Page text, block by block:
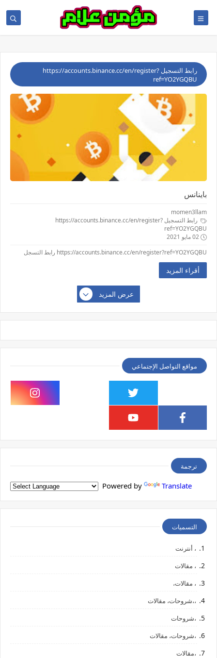
رابط ‏التسجيل ‏https://accounts.binance.cc/en/register?
ref=YO2YGQBU ‏
باينانس
momen3llam
رابط ‏التسجيل ‏https://accounts.binance.cc/en/register?
ref=YO2YGQBU ‏
02 مايو 2021
https://accounts.binance.cc/en/register?ref=YO2YGQBU رابط التسجل
أقراء المزيد
عرض المزيد
مواقع التواصل الإجتماعي
ترجمة
Powered by Translate
التسميات
، أنترنت
، مقالات
، مقالات،
،،شروحات، مقالات
،شروحات
،شروحات، مقالات
،مقالات